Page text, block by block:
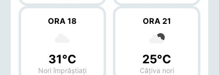
ORA 18
31°C
Nori împrăștiați
ORA 21
25°C
Câțiva nori